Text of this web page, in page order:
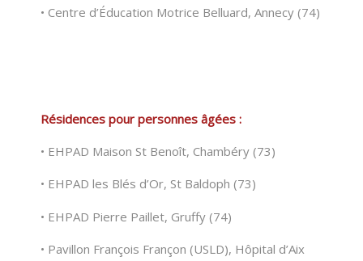
• Centre d’Éducation Motrice Belluard, Annecy (74)
Résidences pour personnes âgées :
• EHPAD Maison St Benoît, Chambéry (73)
• EHPAD les Blés d’Or, St Baldoph (73)
• EHPAD Pierre Paillet, Gruffy (74)
• Pavillon François Françon (USLD), Hôpital d’Aix